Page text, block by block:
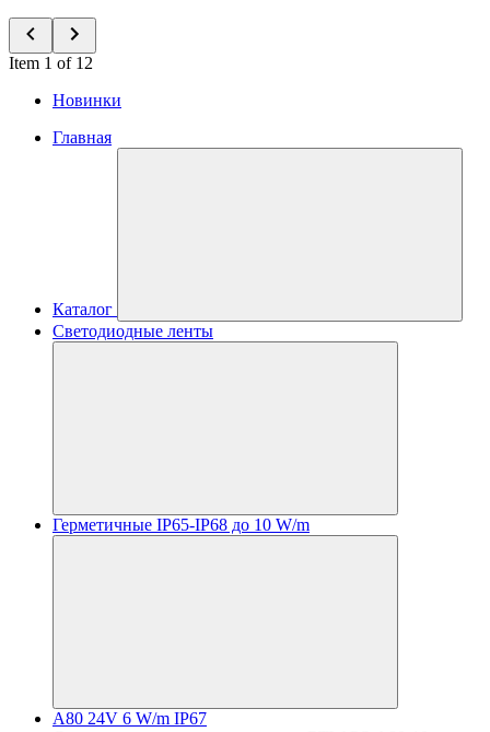
Item 1 of 12
Новинки
Главная
Каталог
Светодиодные ленты
Герметичные IP65-IP68 до 10 W/m
A80 24V 6 W/m IP67